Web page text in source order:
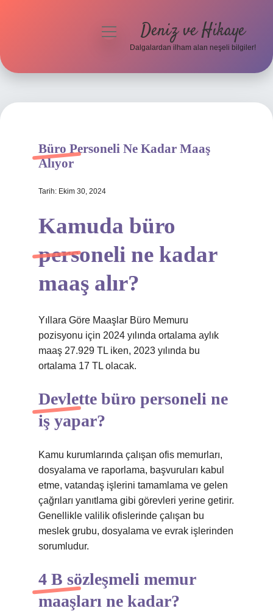
Hakkımızda
menüyü
Deniz ve Hikaye
Dalgalardan ilham alan neşeli bilgiler!
Büro Personeli Ne Kadar Maaş
Alıyor
Tarih: Ekim 30, 2024
Kamuda büro
personeli ne kadar
maaş alır?
Yıllara Göre Maaşlar Büro Memuru
pozisyonu için 2024 yılında ortalama aylık
maaş 27.929 TL iken, 2023 yılında bu
ortalama 17 TL olacak.
Devlette büro personeli ne
iş yapar?
Kamu kurumlarında çalışan ofis memurları,
dosyalama ve raporlama, başvuruları kabul
etme, vatandaş işlerini tamamlama ve gelen
çağrıları yanıtlama gibi görevleri yerine getirir.
Genellikle valilik ofislerinde çalışan bu
meslek grubu, dosyalama ve evrak işlerinden
sorumludur.
4 B sözleşmeli memur
maaşları ne kadar?